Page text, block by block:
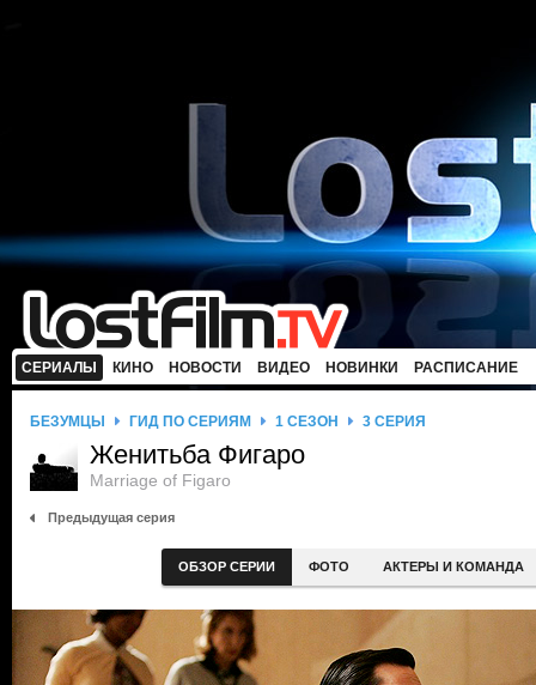
СЕРИАЛЫ КИНО НОВОСТИ ВИДЕО НОВИНКИ РАСПИСАНИЕ
БЕЗУМЦЫ ГИД ПО СЕРИЯМ 1 СЕЗОН 3 СЕРИЯ
Женитьба Фигаро
Marriage of Figaro
Предыдущая серия
ОБЗОР СЕРИИ ФОТО АКТЕРЫ И КОМАНДА